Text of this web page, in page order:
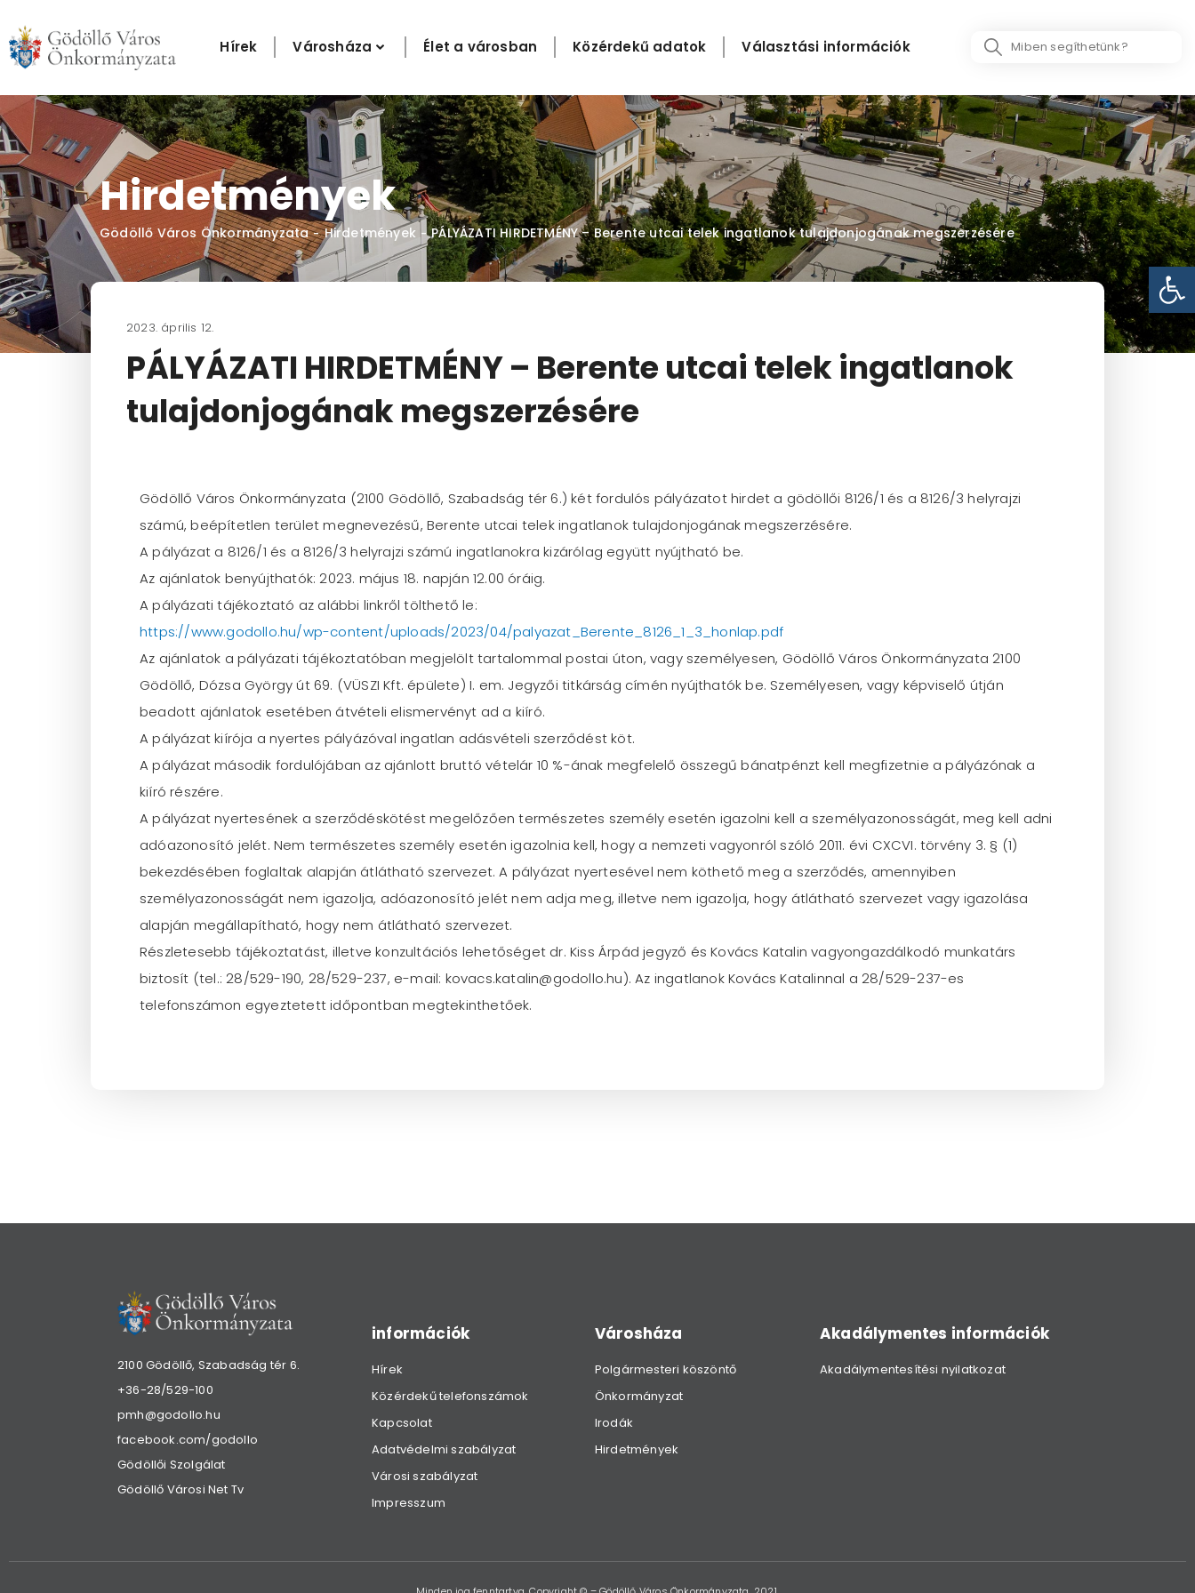
content
Hírek Városháza Élet a városban Közérdekű adatok Választási információk
Search
Hirdetmények
Gödöllő Város Önkormányzata - Hirdetmények - PÁLYÁZATI HIRDETMÉNY – Berente utcai telek ingatlanok tulajdonjogának megszerzésére
2023. április 12.
PÁLYÁZATI HIRDETMÉNY – Berente utcai telek ingatlanok
tulajdonjogának megszerzésére
Gödöllő Város Önkormányzata (2100 Gödöllő, Szabadság tér 6.) két fordulós pályázatot hirdet a gödöllői 8126/1 és a 8126/3 helyrajzi
számú, beépítetlen terület megnevezésű, Berente utcai telek ingatlanok tulajdonjogának megszerzésére.
A pályázat a 8126/1 és a 8126/3 helyrajzi számú ingatlanokra kizárólag együtt nyújtható be.
Az ajánlatok benyújthatók: 2023. május 18. napján 12.00 óráig.
A pályázati tájékoztató az alábbi linkről tölthető le:
https://www.godollo.hu/wp-content/uploads/2023/04/palyazat_Berente_8126_1_3_honlap.pdf
Az ajánlatok a pályázati tájékoztatóban megjelölt tartalommal postai úton, vagy személyesen, Gödöllő Város Önkormányzata 2100
Gödöllő, Dózsa György út 69. (VÜSZI Kft. épülete) I. em. Jegyzői titkárság címén nyújthatók be. Személyesen, vagy képviselő útján
beadott ajánlatok esetében átvételi elismervényt ad a kiíró.
A pályázat kiírója a nyertes pályázóval ingatlan adásvételi szerződést köt.
A pályázat második fordulójában az ajánlott bruttó vételár 10 %-ának megfelelő összegű bánatpénzt kell megfizetnie a pályázónak a
kiíró részére.
A pályázat nyertesének a szerződéskötést megelőzően természetes személy esetén igazolni kell a személyazonosságát, meg kell adni
adóazonosító jelét. Nem természetes személy esetén igazolnia kell, hogy a nemzeti vagyonról szóló 2011. évi CXCVI. törvény 3. § (1)
bekezdésében foglaltak alapján átlátható szervezet. A pályázat nyertesével nem köthető meg a szerződés, amennyiben
személyazonosságát nem igazolja, adóazonosító jelét nem adja meg, illetve nem igazolja, hogy átlátható szervezet vagy igazolása
alapján megállapítható, hogy nem átlátható szervezet.
Részletesebb tájékoztatást, illetve konzultációs lehetőséget dr. Kiss Árpád jegyző és Kovács Katalin vagyongazdálkodó munkatárs
biztosít (tel.: 28/529-190, 28/529-237, e-mail: kovacs.katalin@godollo.hu). Az ingatlanok Kovács Katalinnal a 28/529-237-es
telefonszámon egyeztetett időpontban megtekinthetőek.
2100 Gödöllő, Szabadság tér 6.
+36-28/529-100
pmh@godollo.hu
facebook.com/godollo
Gödöllői Szolgálat
Gödöllő Városi Net Tv
információk
Hírek
Közérdekű telefonszámok
Kapcsolat
Adatvédelmi szabályzat
Városi szabályzat
Impresszum
Városháza
Polgármesteri köszöntő
Önkormányzat
Irodák
Hirdetmények
Akadálymentes információk
Akadálymentesítési nyilatkozat